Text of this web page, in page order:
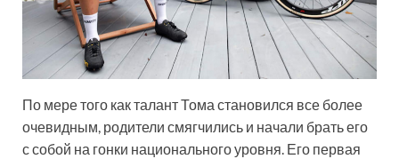
По мере того как талант Тома становился все более
очевидным, родители смягчились и начали брать его
с собой на гонки национального уровня. Его первая